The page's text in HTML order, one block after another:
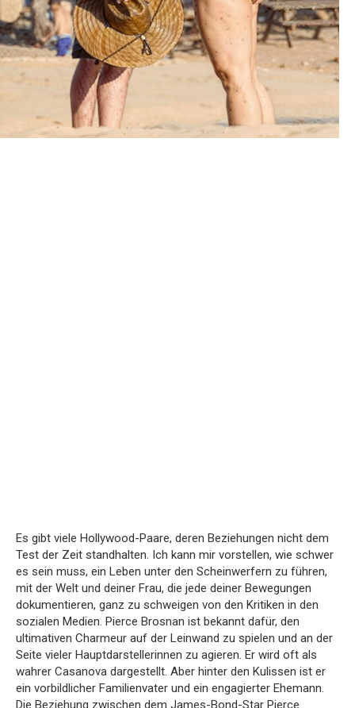
Es gibt viele Hollywood-Paare, deren Beziehungen nicht dem
Test der Zeit standhalten. Ich kann mir vorstellen, wie schwer
es sein muss, ein Leben unter den Scheinwerfern zu führen,
mit der Welt und deiner Frau, die jede deiner Bewegungen
dokumentieren, ganz zu schweigen von den Kritiken in den
sozialen Medien. Pierce Brosnan ist bekannt dafür, den
ultimativen Charmeur auf der Leinwand zu spielen und an der
Seite vieler Hauptdarstellerinnen zu agieren. Er wird oft als
wahrer Casanova dargestellt. Aber hinter den Kulissen ist er
ein vorbildlicher Familienvater und ein engagierter Ehemann.
Die Beziehung zwischen dem James-Bond-Star Pierce